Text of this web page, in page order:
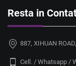
Resta in
887, XIHUAN
Cell. / Whatsapp /